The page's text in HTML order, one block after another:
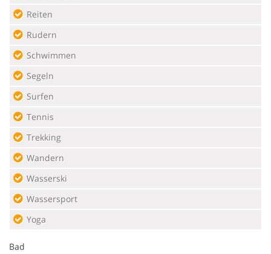
Reiten
Rudern
Schwimmen
Segeln
Surfen
Tennis
Trekking
Wandern
Wasserski
Wassersport
Yoga
Bad